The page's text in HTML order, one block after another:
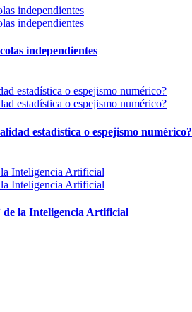
independientes
estadística o espejismo numérico?
la Inteligencia Artificial